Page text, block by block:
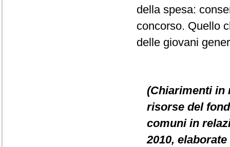
della spesa:
concorso. Quello
delle giovani
(Chiarimenti in
risorse del
comuni in
2010,